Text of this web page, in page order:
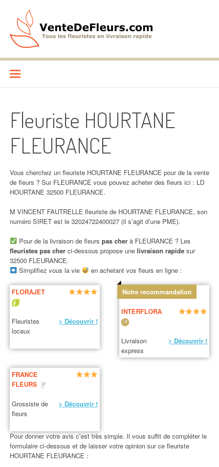
contenu
VenteDeFleurs.com
Fleuriste HOURTANE
FLEURANCE
Vous cherchez un fleuriste HOURTANE FLEURANCE pour de la vente
de fleurs ? Sur FLEURANCE vous pouvez acheter des fleurs ici : LD
HOURTANE 32500 FLEURANCE.
M VINCENT FAUTRELLE fleuriste de HOURTANE FLEURANCE, son
numéro SIRET est le 32024722400027 (il s’agit d’une PME).
Pour de la livraison de fleurs pas cherà FLEURANCE ? Les
fleuristes pas cher ci-dessous propose une livraison rapide sur
32500 FLEURANCE.
Simplifiez vous la vie
en achetant vos fleurs en ligne :
FLORAJET
Fleuristes
locaux
> Découvrir !
Notre recommandation
INTERFLORA
Livraison
express
> Découvrir !
FRANCE
FLEURS
Grossiste de
fleurs
> Découvrir !
Pour donner votre avis c’est très simple. Il vous suffit de compléter le
formulaire ci-dessous et de laisser votre opinion sur ce fleuriste
HOURTANE FLEURANCE :